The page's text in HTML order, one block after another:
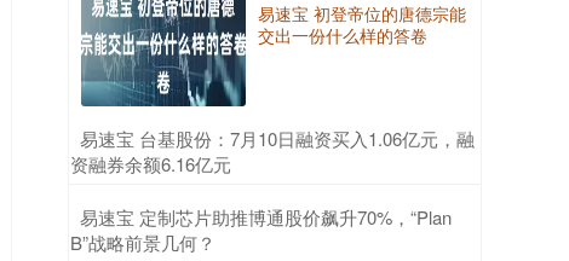
易速宝 初登帝位的唐德宗能
交出一份什么样的答卷
​易速宝 台基股份：7月10日融资买入1.06亿元，融
资融券余额6.16亿元
​易速宝 定制芯片助推博通股价飙升70%，“Plan
B”战略前景几何？